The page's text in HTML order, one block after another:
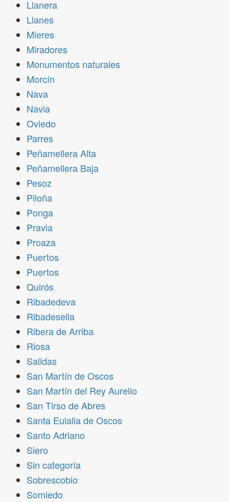
Llanera
Llanes
Mieres
Miradores
Monumentos naturales
Morcín
Nava
Navia
Oviedo
Parres
Peñamellera Alta
Peñamellera Baja
Pesoz
Piloña
Ponga
Pravia
Proaza
Puertos
Puertos
Quirós
Ribadedeva
Ribadesella
Ribera de Arriba
Riosa
Salidas
San Martín de Oscos
San Martín del Rey Aurelio
San Tirso de Abres
Santa Eulalia de Oscos
Santo Adriano
Siero
Sin categoría
Sobrescobio
Somiedo